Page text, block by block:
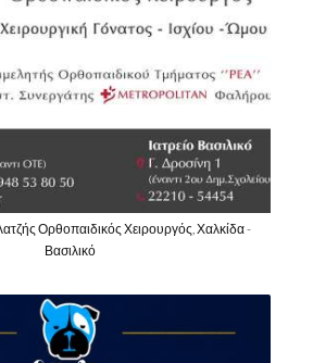
Ορθοπαιδικός Χειρουργός, Χαλκίδα -
Βασιλικό